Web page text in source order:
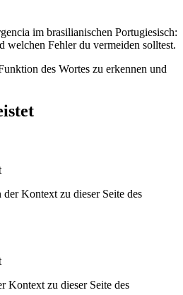
im brasilianischen Portugiesisch:
welchen Fehler du vermeiden solltest.
des Wortes zu erkennen und
Kontext zu dieser Seite des
Kontext zu dieser Seite des